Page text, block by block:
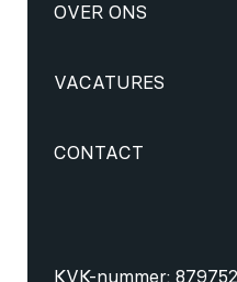
OVER ONS
VACATURES
CONTACT
KVK-nummer: